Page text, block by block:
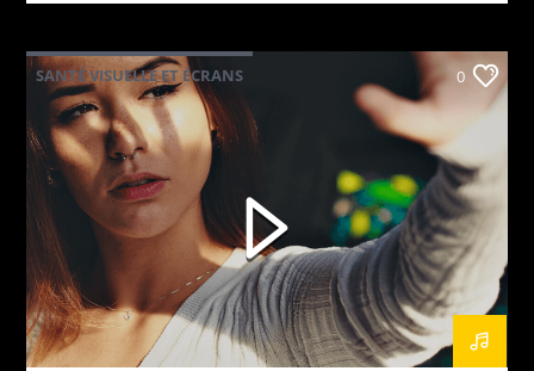
SANTÉ VISUELLE ET ÉCRANS 0